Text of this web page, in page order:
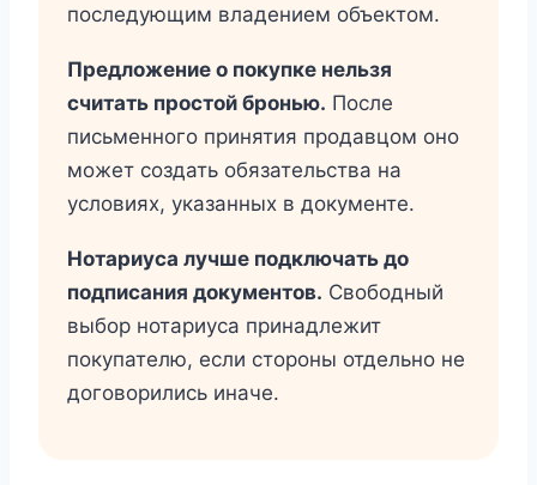
последующим владением объектом.
Предложение о покупке нельзя
считать простой бронью. После
письменного принятия продавцом оно
может создать обязательства на
условиях, указанных в документе.
Нотариуса лучше подключать до
подписания документов. Свободный
выбор нотариуса принадлежит
покупателю, если стороны отдельно не
договорились иначе.